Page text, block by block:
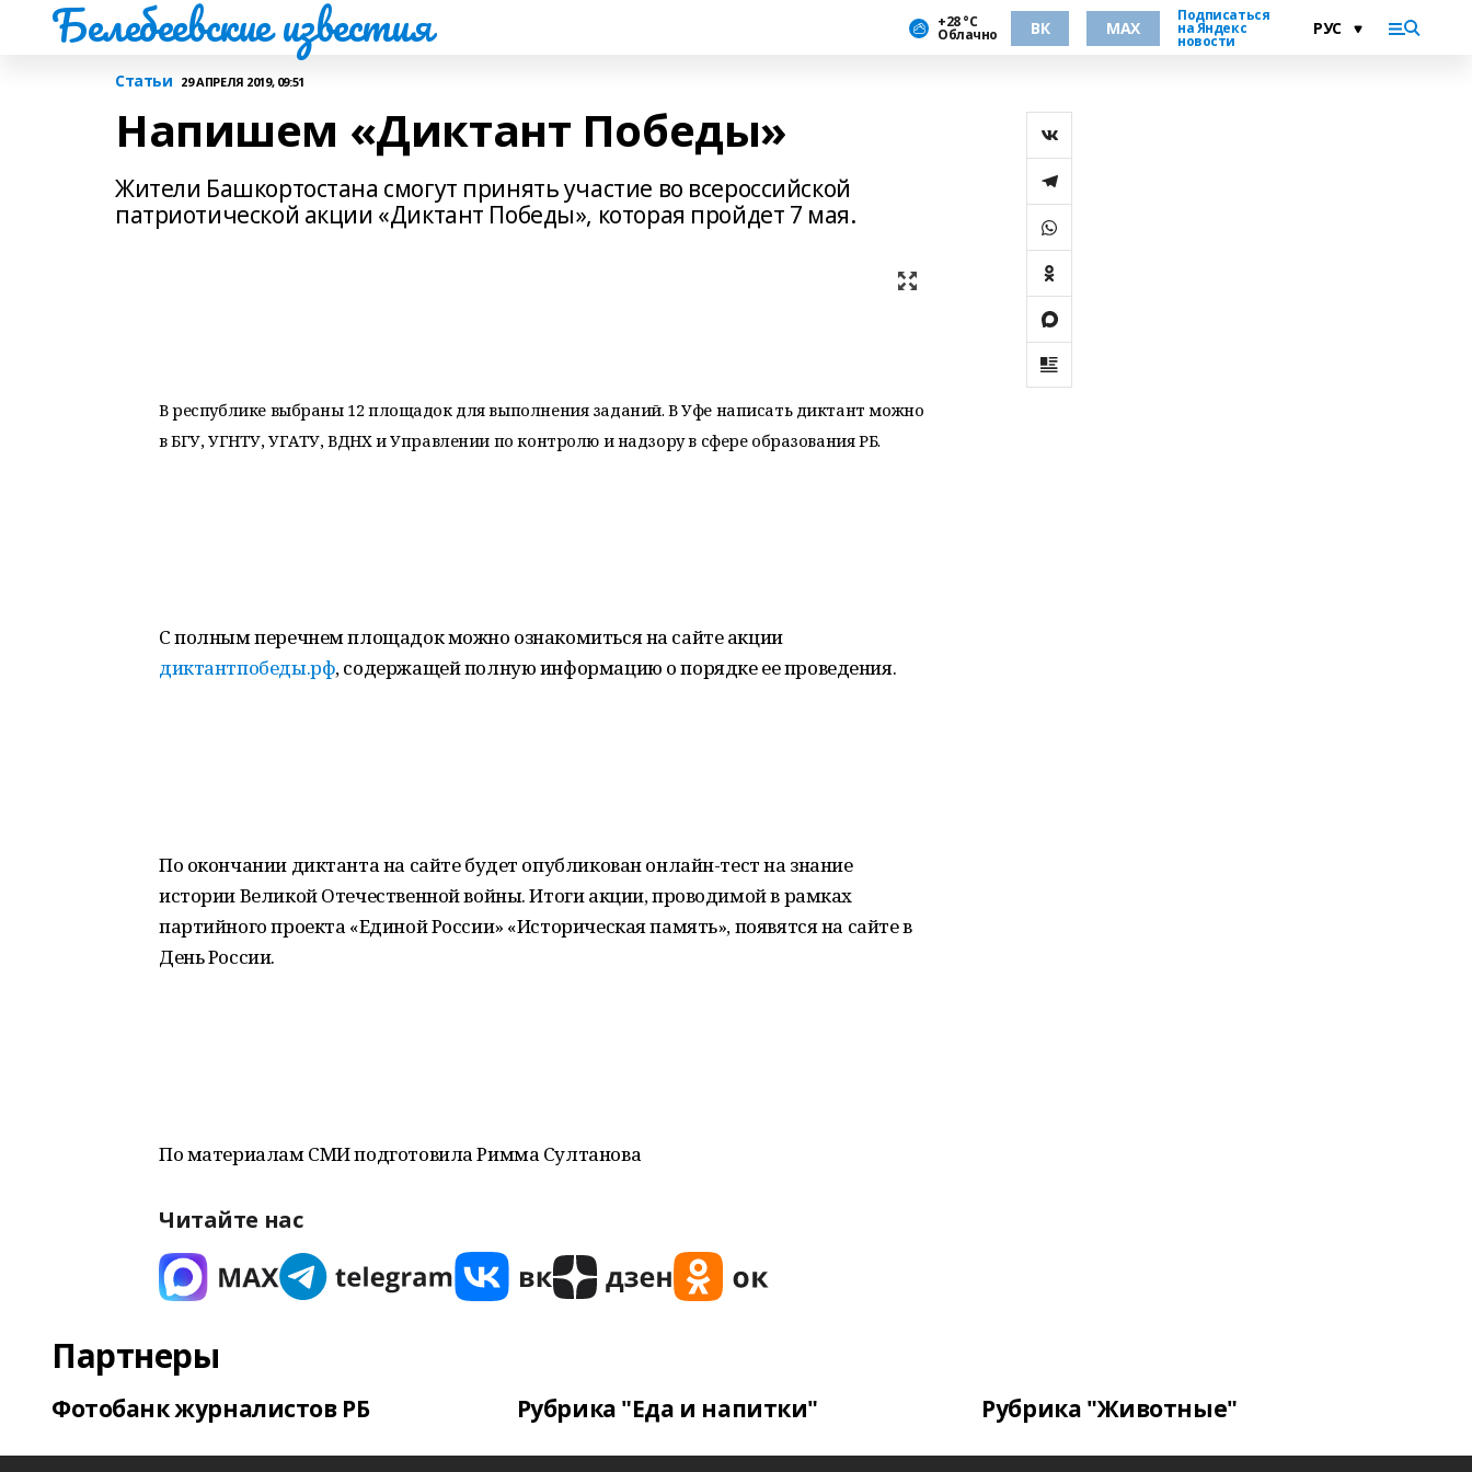
Белебеевские известия +28 °С
Облачно ВК MAX
Подписаться
на Яндекс
новости
Статьи 29 АПРЕЛЯ 2019, 09:51
Напишем «Диктант Победы»
Жители Башкортостана смогут принять участие во всероссийской
патриотической акции «Диктант Победы», которая пройдет 7 мая.
В республике выбраны 12 площадок для выполнения заданий. В Уфе написать диктант можно
в БГУ, УГНТУ, УГАТУ, ВДНХ и Управлении по контролю и надзору в сфере образования РБ.
С полным перечнем площадок можно ознакомиться на сайте акции
диктантпобеды.рф, содержащей полную информацию о порядке ее проведения.
По окончании диктанта на сайте будет опубликован онлайн-тест на знание
истории Великой Отечественной войны. Итоги акции, проводимой в рамках
партийного проекта «Единой России» «Историческая память», появятся на сайте в
День России.
По материалам СМИ подготовила Римма Султанова
Читайте нас
Партнеры
Фотобанк журналистов РБ Рубрика "Еда и напитки" Рубрика "Животные"